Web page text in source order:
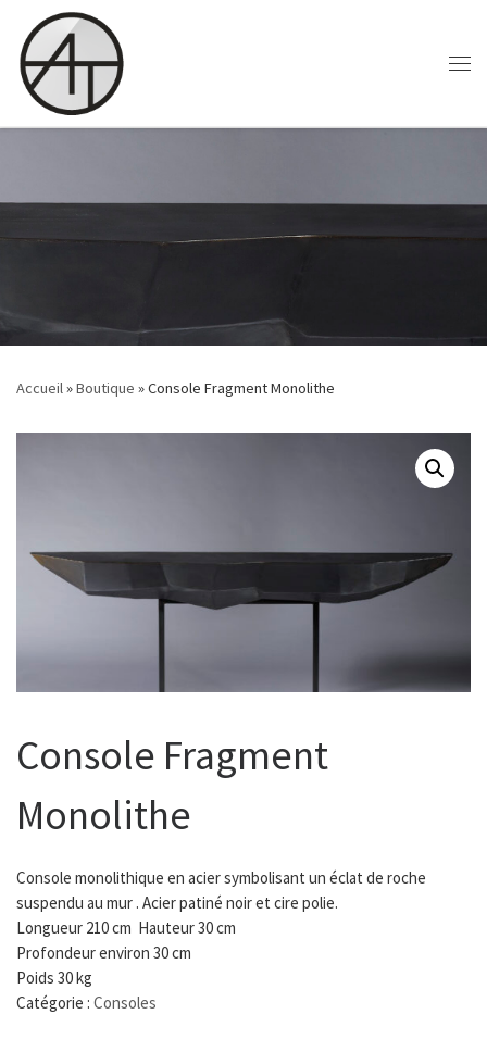
Skip to content
Accueil»Boutique »Console Fragment Monolithe
Console Fragment
Monolithe
Console monolithique en acier symbolisant un éclat de roche
suspendu au mur . Acier patiné noir et cire polie.
Longueur 210 cm Hauteur 30 cm
Profondeur environ 30 cm
Poids 30 kg
Catégorie : Consoles